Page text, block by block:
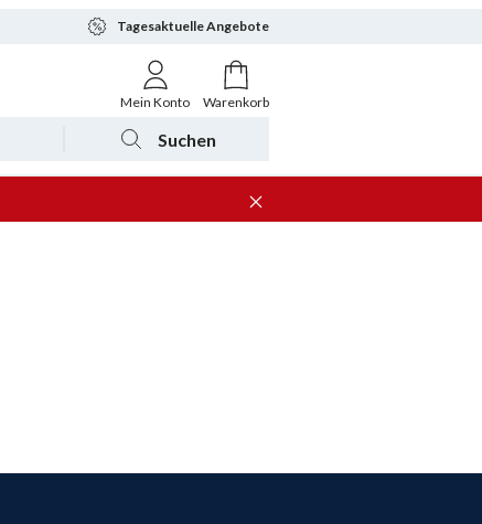
Tagesaktuelle Angebote
Mein Konto Warenkorb
Suchen